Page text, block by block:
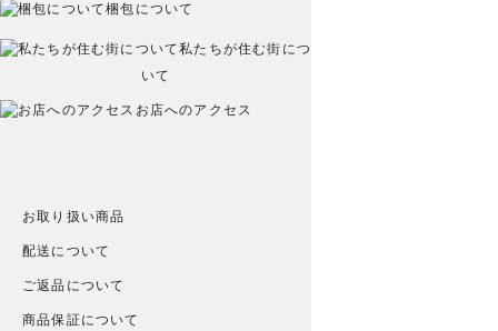
梱包について
私たちが住む街につ
いて
お店へのアクセス
お取り扱い商品
配送について
ご返品について
商品保証について